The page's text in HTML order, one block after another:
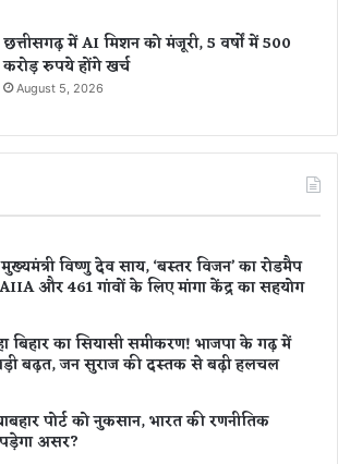
छत्तीसगढ़ में AI मिशन को मंजूरी, 5 वर्षों में 500
करोड़ रुपये होंगे खर्च
August 5, 2026
विष्णु देव साय, ‘बस्तर विजन’ का रोडमैप
और 461 गांवों के लिए मांगा केंद्र का सहयोग
बिहार का सियासी समीकरण! भाजपा के गढ़ में
बढ़त, जन सुराज की दस्तक से बढ़ी हलचल
पोर्ट को नुकसान, भारत की रणनीतिक
असर?